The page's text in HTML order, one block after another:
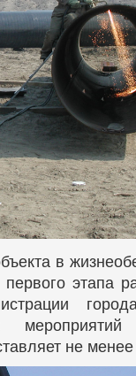
в
этапа
не